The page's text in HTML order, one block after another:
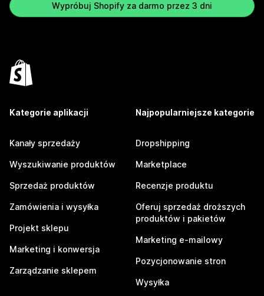
Wypróbuj Shopify za darmo przez 3 dni
Kategorie aplikacji
Kanały sprzedaży
Wyszukiwanie produktów
Sprzedaż produktów
Zamówienia i wysyłka
Projekt sklepu
Marketing i konwersja
Zarządzanie sklepem
Najpopularniejsze kategorie
Dropshipping
Marketplace
Recenzje produktu
Oferuj sprzedaż droższych
produktów i pakietów
Marketing e-mailowy
Pozycjonowanie stron
Wysyłka